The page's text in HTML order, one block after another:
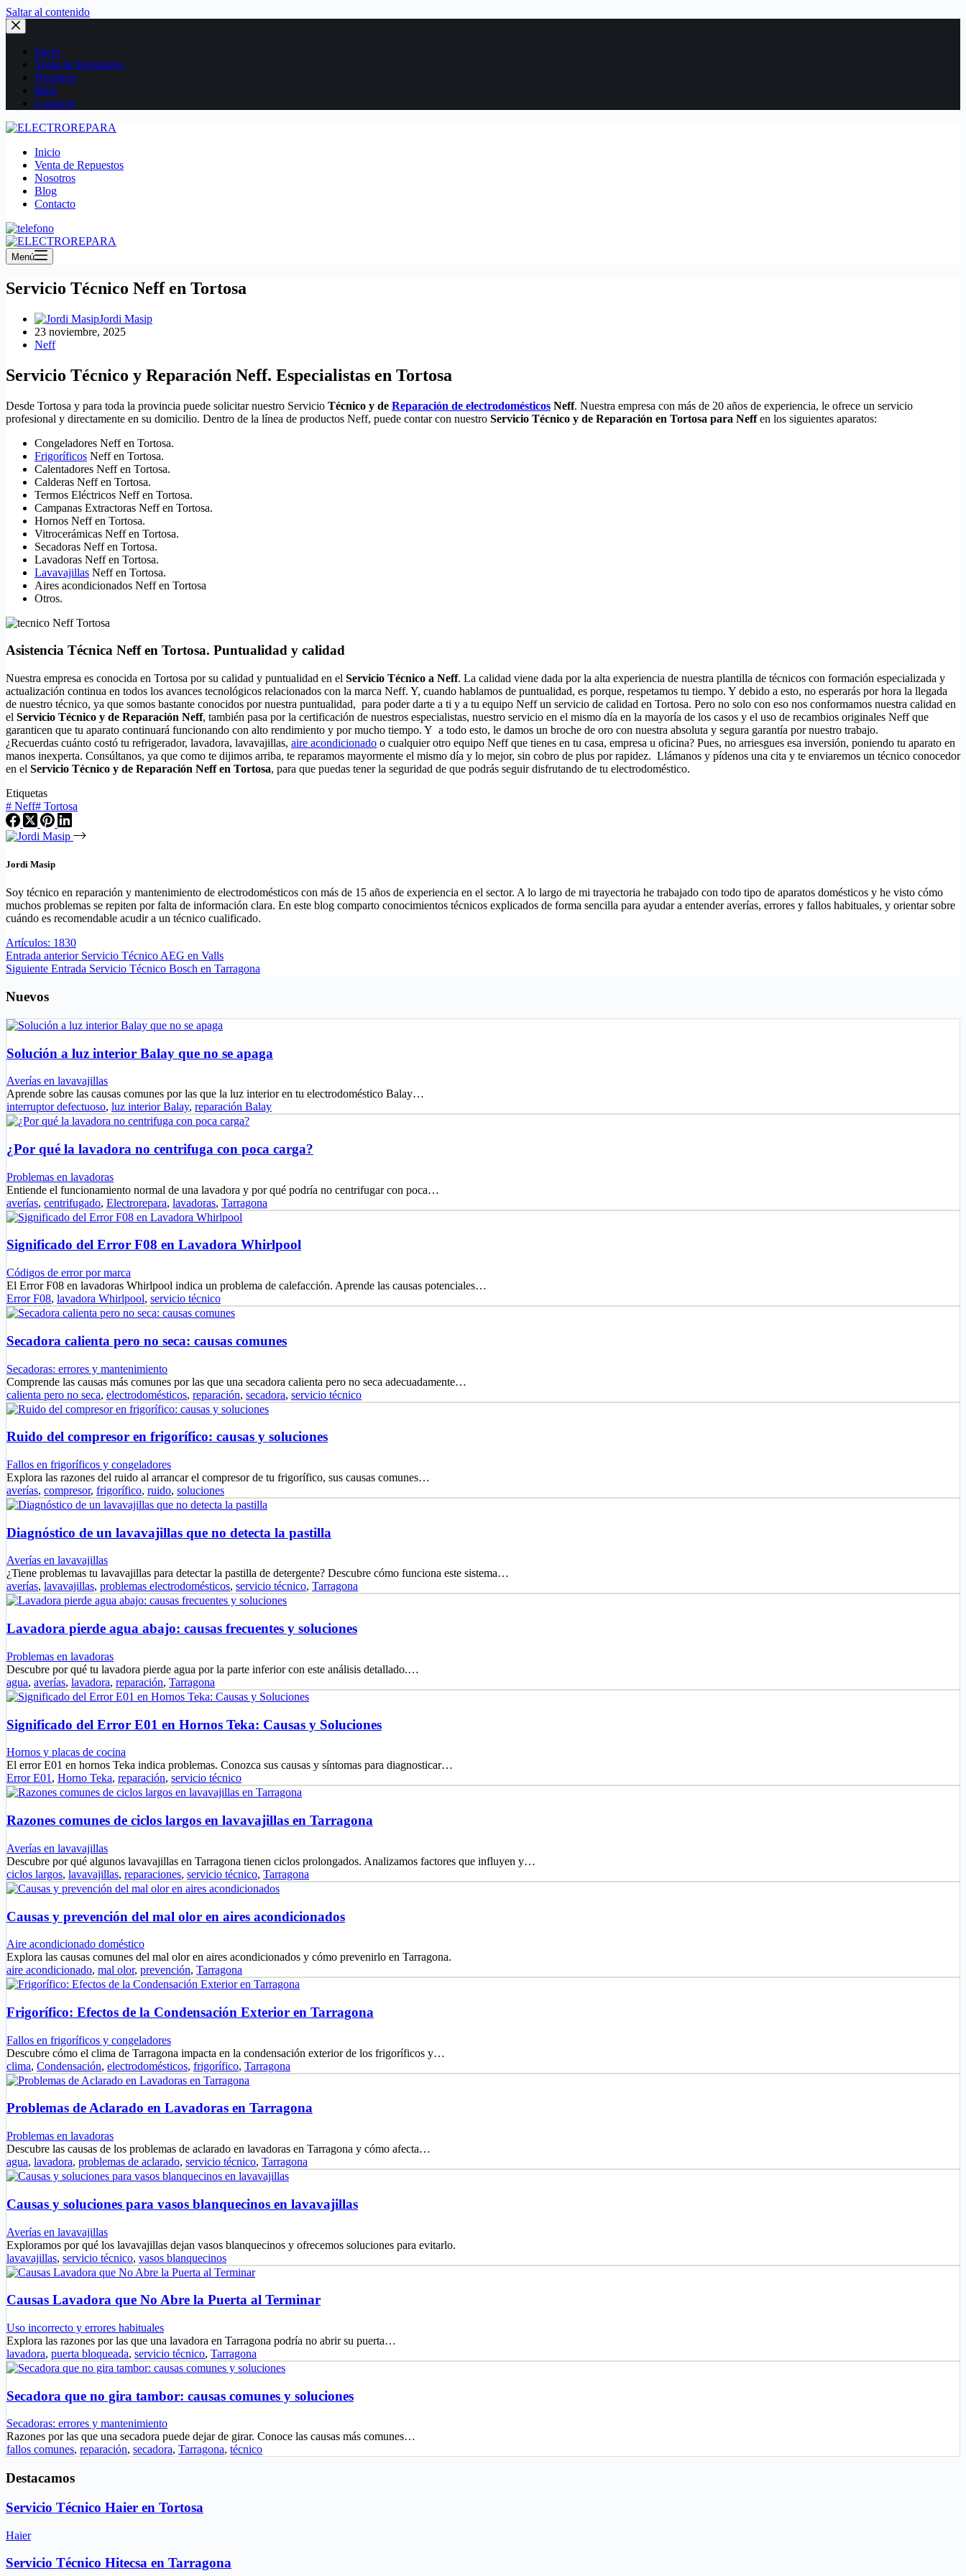
Saltar al contenido
Inicio
Venta de Repuestos
Nosotros
Blog
Contacto
Inicio
Venta de Repuestos
Nosotros
Blog
Contacto
Menú
Servicio Técnico Neff en Tortosa
Jordi Masip
23 noviembre, 2025
Neff
Servicio Técnico y Reparación Neff. Especialistas en Tortosa
Desde Tortosa y para toda la provincia puede solicitar nuestro Servicio Técnico y de Reparación de electrodomésticos Neff. Nuestra empresa con más de 20 años de experiencia, le ofrece un servicio
profesional y directamente en su domicilio. Dentro de la línea de productos Neff, puede contar con nuestro Servicio Técnico y de Reparación en Tortosa para Neffen los siguientes aparatos:
Congeladores Neff en Tortosa.
Frigoríficos Neff en Tortosa.
Calentadores Neff en Tortosa.
Calderas Neff en Tortosa.
Termos Eléctricos Neff en Tortosa.
Campanas Extractoras Neff en Tortosa.
Hornos Neff en Tortosa.
Vitrocerámicas Neff en Tortosa.
Secadoras Neff en Tortosa.
Lavadoras Neff en Tortosa.
Lavavajillas Neff en Tortosa.
Aires acondicionados Neff en Tortosa
Otros.
Asistencia Técnica Neff en Tortosa. Puntualidad y calidad
Nuestra empresa es conocida en Tortosa por su calidad y puntualidad en el Servicio Técnico a Neff. La calidad viene dada por la alta experiencia de nuestra plantilla de técnicos con formación especializada y
actualización continua en todos los avances tecnológicos relacionados con la marca Neff. Y, cuando hablamos de puntualidad, es porque, respetamos tu tiempo. Y debido a esto, no esperarás por hora la llegada
de nuestro técnico, ya que somos bastante conocidos por nuestra puntualidad, para poder darte a ti y a tu equipo Neff un servicio de calidad en Tortosa. Pero no solo con eso nos conformamos nuestra calidad en
el Servicio Técnico y de Reparación Neff, también pasa por la certificación de nuestros especialistas, nuestro servicio en el mismo día en la mayoría de los casos y el uso de recambios originales Neff que
garanticen que tu aparato continuará funcionando con alto rendimiento y por mucho tiempo. Y a todo esto, le damos un broche de oro con nuestra absoluta y segura garantía por nuestro trabajo.
¿Recuerdas cuánto costó tu refrigerador, lavadora, lavavajillas, aire acondicionado o cualquier otro equipo Neff que tienes en tu casa, empresa u oficina? Pues, no arriesgues esa inversión, poniendo tu aparato en
manos inexperta. Consúltanos, ya que como te dijimos arriba, te reparamos mayormente el mismo día y lo mejor, sin cobro de plus por rapidez. Llámanos y pídenos una cita y te enviaremos un técnico conocedor
en el Servicio Técnico y de Reparación Neff en Tortosa, para que puedas tener la seguridad de que podrás seguir disfrutando de tu electrodoméstico.
Etiquetas
# Neff# Tortosa
Jordi Masip
Soy técnico en reparación y mantenimiento de electrodomésticos con más de 15 años de experiencia en el sector. A lo largo de mi trayectoria he trabajado con todo tipo de aparatos domésticos y he visto cómo
muchos problemas se repiten por falta de información clara. En este blog comparto conocimientos técnicos explicados de forma sencilla para ayudar a entender averías, errores y fallos habituales, y orientar sobre
cuándo es recomendable acudir a un técnico cualificado.
Artículos: 1830
Entrada anterior Servicio Técnico AEG en Valls
Siguiente Entrada Servicio Técnico Bosch en Tarragona
Nuevos
Solución a luz interior Balay que no se apaga
Averías en lavavajillas
Aprende sobre las causas comunes por las que la luz interior en tu electrodoméstico Balay…
interruptor defectuoso, luz interior Balay, reparación Balay
¿Por qué la lavadora no centrifuga con poca carga?
Problemas en lavadoras
Entiende el funcionamiento normal de una lavadora y por qué podría no centrifugar con poca…
averías, centrifugado, Electrorepara, lavadoras, Tarragona
Significado del Error F08 en Lavadora Whirlpool
Códigos de error por marca
El Error F08 en lavadoras Whirlpool indica un problema de calefacción. Aprende las causas potenciales…
Error F08, lavadora Whirlpool, servicio técnico
Secadora calienta pero no seca: causas comunes
Secadoras: errores y mantenimiento
Comprende las causas más comunes por las que una secadora calienta pero no seca adecuadamente…
calienta pero no seca, electrodomésticos, reparación, secadora, servicio técnico
Ruido del compresor en frigorífico: causas y soluciones
Fallos en frigoríficos y congeladores
Explora las razones del ruido al arrancar el compresor de tu frigorífico, sus causas comunes…
averías, compresor, frigorífico, ruido, soluciones
Diagnóstico de un lavavajillas que no detecta la pastilla
Averías en lavavajillas
¿Tiene problemas tu lavavajillas para detectar la pastilla de detergente? Descubre cómo funciona este sistema…
averías, lavavajillas, problemas electrodomésticos, servicio técnico, Tarragona
Lavadora pierde agua abajo: causas frecuentes y soluciones
Problemas en lavadoras
Descubre por qué tu lavadora pierde agua por la parte inferior con este análisis detallado.…
agua, averías, lavadora, reparación, Tarragona
Significado del Error E01 en Hornos Teka: Causas y Soluciones
Hornos y placas de cocina
El error E01 en hornos Teka indica problemas. Conozca sus causas y síntomas para diagnosticar…
Error E01 , Horno Teka, reparación, servicio técnico
Razones comunes de ciclos largos en lavavajillas en Tarragona
Averías en lavavajillas
Descubre por qué algunos lavavajillas en Tarragona tienen ciclos prolongados. Analizamos factores que influyen y…
ciclos largos, lavavajillas, reparaciones, servicio técnico, Tarragona
Causas y prevención del mal olor en aires acondicionados
Aire acondicionado doméstico
Explora las causas comunes del mal olor en aires acondicionados y cómo prevenirlo en Tarragona.
aire acondicionado, mal olor, prevención, Tarragona
Frigorífico: Efectos de la Condensación Exterior en Tarragona
Fallos en frigoríficos y congeladores
Descubre cómo el clima de Tarragona impacta en la condensación exterior de los frigoríficos y…
clima, Condensación, electrodomésticos, frigorífico, Tarragona
Problemas de Aclarado en Lavadoras en Tarragona
Problemas en lavadoras
Descubre las causas de los problemas de aclarado en lavadoras en Tarragona y cómo afecta…
agua, lavadora, problemas de aclarado, servicio técnico, Tarragona
Causas y soluciones para vasos blanquecinos en lavavajillas
Averías en lavavajillas
Exploramos por qué los lavavajillas dejan vasos blanquecinos y ofrecemos soluciones para evitarlo.
lavavajillas, servicio técnico, vasos blanquecinos
Causas Lavadora que No Abre la Puerta al Terminar
Uso incorrecto y errores habituales
Explora las razones por las que una lavadora en Tarragona podría no abrir su puerta…
lavadora, puerta bloqueada, servicio técnico, Tarragona
Secadora que no gira tambor: causas comunes y soluciones
Secadoras: errores y mantenimiento
Razones por las que una secadora puede dejar de girar. Conoce las causas más comunes…
fallos comunes, reparación, secadora, Tarragona, técnico
Destacamos
Servicio Técnico Haier en Tortosa
Haier
Servicio Técnico Hitecsa en Tarragona